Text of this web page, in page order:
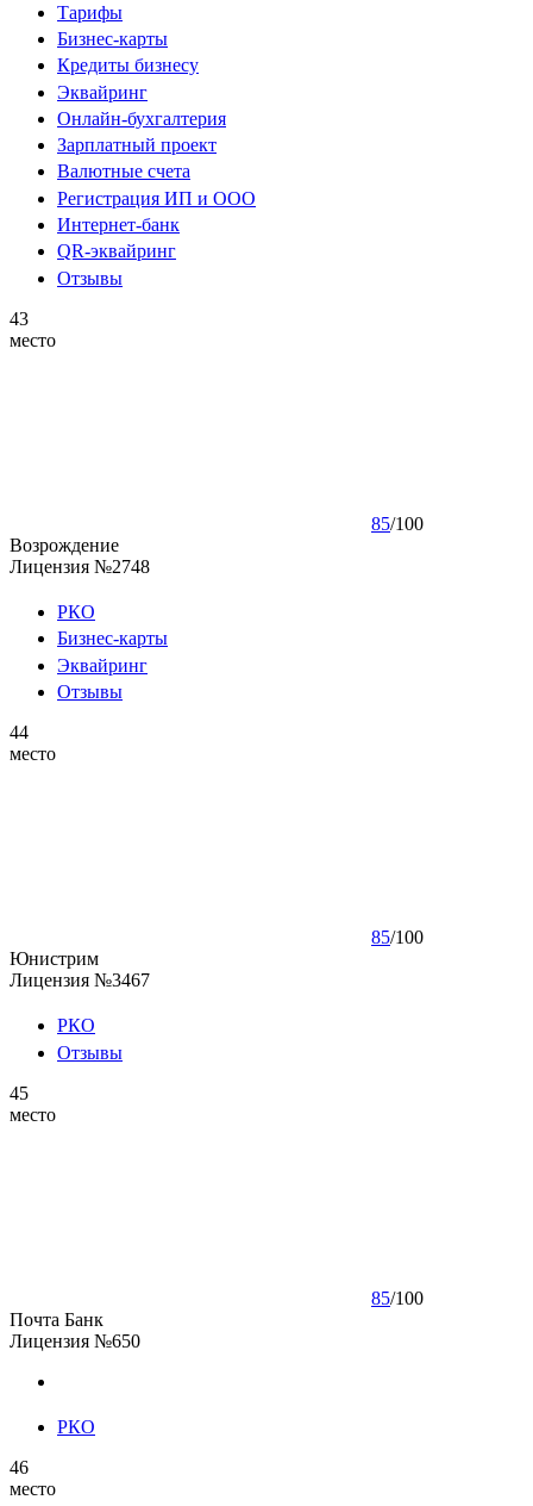
Тарифы
Бизнес-карты
Кредиты бизнесу
Эквайринг
Онлайн-бухгалтерия
Зарплатный проект
Валютные счета
Регистрация ИП и ООО
Интернет-банк
QR-эквайринг
Отзывы
43
место
85/100
Возрождение
Лицензия №2748
РКО
Бизнес-карты
Эквайринг
Отзывы
44
место
85/100
Юнистрим
Лицензия №3467
РКО
Отзывы
45
место
85/100
Почта Банк
Лицензия №650
РКО
46
место